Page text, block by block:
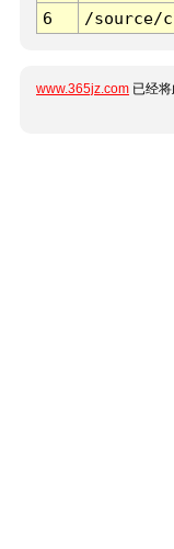
6
/source/
www.365jz.com 已经